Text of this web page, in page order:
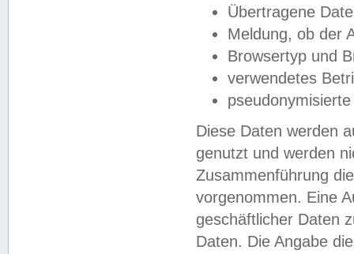
Übertragene
Meldung, ob der
Browsertyp und
verwendetes
Diese Daten werden
genutzt und werden
Zusammenführung
vorgenommen. Eine
geschäftlicher Daten
Daten. Die Angabe